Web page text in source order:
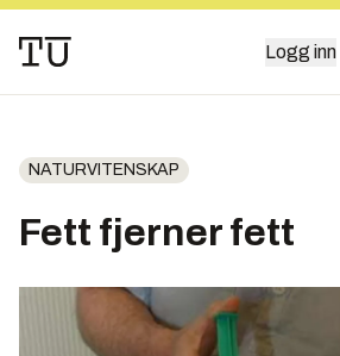
Logg inn
NATURVITENSKAP
Fett fjerner fett